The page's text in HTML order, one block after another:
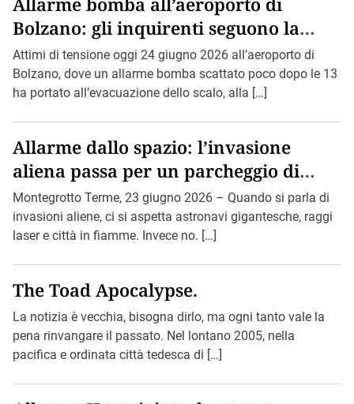
Bolzano: gli inquirenti seguono la
pista di Bin Loden.
Attimi di tensione oggi 24 giugno 2026 all’aeroporto di
Bolzano, dove un allarme bomba scattato poco dopo le 13
ha portato all’evacuazione dello scalo, alla […]
Allarme dallo spazio: l’invasione
aliena passa per un parcheggio di
Montegrotto.
Montegrotto Terme, 23 giugno 2026 – Quando si parla di
invasioni aliene, ci si aspetta astronavi gigantesche, raggi
laser e città in fiamme. Invece no. […]
The Toad Apocalypse.
La notizia è vecchia, bisogna dirlo, ma ogni tanto vale la
pena rinvangare il passato. Nel lontano 2005, nella
pacifica e ordinata città tedesca di […]